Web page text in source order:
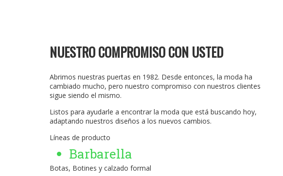
NUESTRO COMPROMISO CON USTED
Abrimos nuestras puertas en 1982. Desde entonces, la moda ha
cambiado mucho, pero nuestro compromiso con nuestros clientes
sigue siendo el mismo.
Listos para ayudarle a encontrar la moda que está buscando hoy,
adaptando nuestros diseños a los nuevos cambios.
Líneas de producto
Barbarella
Botas, Botines y calzado formal